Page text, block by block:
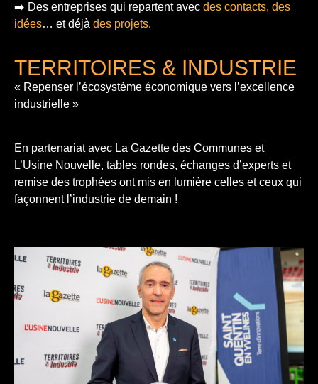
➡️ Des entreprises qui repartent avec des contacts, des
idées… et déjà des projets.
TERRITOIRES & INDUSTRIE
« Repenser l’écosystème économique vers l’excellence
industrielle »
En partenariat avec La Gazette des Communes et
L’Usine Nouvelle, tables rondes, échanges d’experts et
remise des trophées ont mis en lumière celles et ceux qui
façonnent l’industrie de demain !